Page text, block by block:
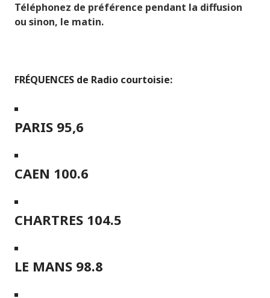
Téléphonez de préférence pendant la diffusion
ou sinon, le matin.
FRÉQUENCES de Radio courtoisie:
PARIS 95,6
CAEN 100.6
CHARTRES 104.5
LE MANS 98.8